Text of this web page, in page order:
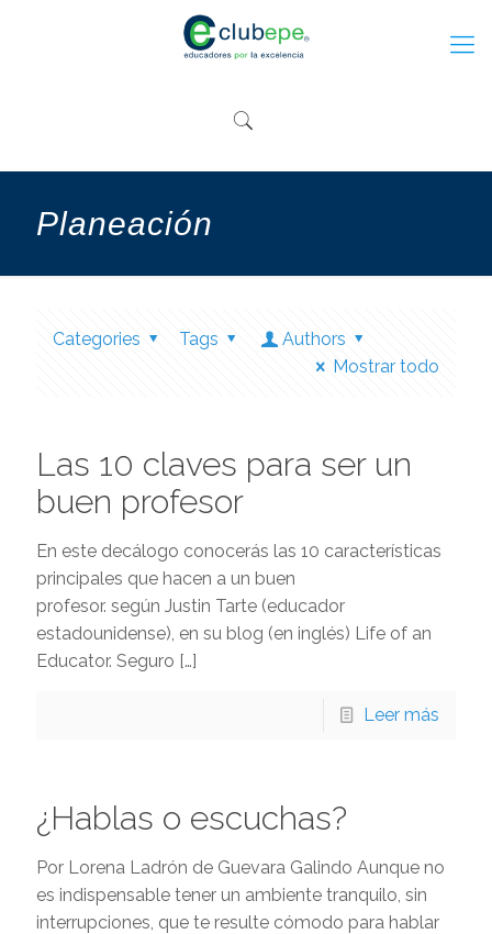
Planeación
Categories Tags
Authors
Mostrar todo
Las 10 claves para ser un
buen profesor
En este decálogo conocerás las 10 características
principales que hacen a un buen
profesor. según Justin Tarte (educador
estadounidense), en su blog (en inglés) Life of an
Educator. Seguro […]
Leer más
¿Hablas o escuchas?
Por Lorena Ladrón de Guevara Galindo Aunque no
es indispensable tener un ambiente tranquilo, sin
interrupciones, que te resulte cómodo para hablar